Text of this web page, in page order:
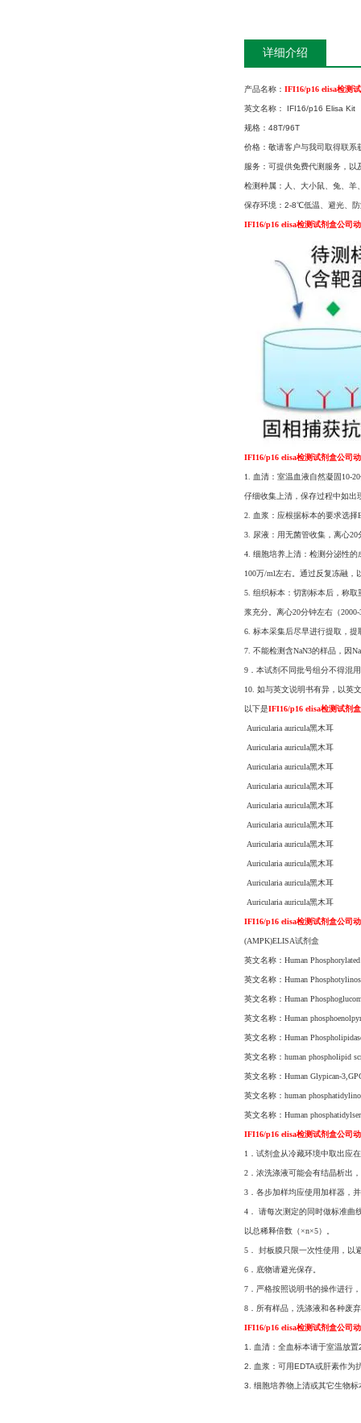
详细介绍
产品名称： IFI16/p16 elisa检测
英文名称： IFI16/p16 Elisa Kit
规格：48T/96T
价格：敬请客户与我司取得联系
服务：可提供免费代测服务，以
检测种属：人、大小鼠、兔、
保存环境：2-8℃低温、避光、
IFI16/p16 elisa检测试剂盒公司
IFI16/p16 elisa检测试剂盒公司
1. 血清：室温血液自然凝固10-
仔细收集上清，保存过程中如出
2. 血浆：应根据标本的要求选择
3. 尿液：用无菌管收集，离心
4. 细胞培养上清：检测分泌性的
100万/ml左右。通过反复冻融，
5. 组织标本：切割标本后，称
浆充分。离心20分钟左右（
6. 标本采集后尽早进行提取，
7. 不能检测含NaN3的样品，因
9．本试剂不同批号组分不得混
10. 如与英文说明书有异，以英
以下是IFI16/p16 elisa检测试剂
Auricularia auricula黑木耳
Auricularia auricula黑木耳
Auricularia auricula黑木耳
Auricularia auricula黑木耳
Auricularia auricula黑木耳
Auricularia auricula黑木耳
Auricularia auricula黑木耳
Auricularia auricula黑木耳
Auricularia auricula黑木耳
Auricularia auricula黑木耳
IFI16/p16 elisa检测试剂盒公司
(AMPK)ELISA试剂盒
英文名称：Human
英文名称：Human
英文名称：Human
英文名称：Human
英文名称：Human
英文名称：human phospholipid
英文名称：Human Glypican-
英文名称：human
英文名称：Human
IFI16/p16 elisa检测试剂盒公司
1．试剂盒从冷藏环境中取出应
2．浓洗涤液可能会有结晶析出
3．各步加样均应使用加样器，
4． 请每次测定的同时做标准曲
以总稀释倍数（×n×5）。
5． 封板膜只限一次性使用，以
6．底物请避光保存。
7．严格按照说明书的操作进行
8．所有样品，洗涤液和各种废
IFI16/p16 elisa检测试剂盒公司
1. 血清：全血标本请于室温放
2. 血浆：可用EDTA或肝素作
3. 细胞培养物上清或其它生物